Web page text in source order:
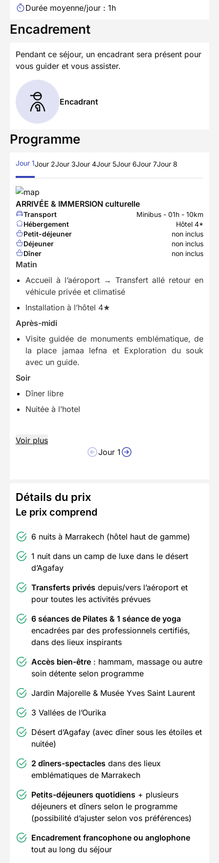
Durée moyenne/jour : 1h
Encadrement
Pendant ce séjour, un encadrant sera présent pour
vous guider et vous assister.
Encadrant
Programme
Jour 1Jour 2Jour 3Jour 4Jour 5Jour 6Jour 7Jour 8
ARRIVÉE & IMMERSION culturelle
Transport
Minibus - 01h - 10km
Hébergement
Hôtel 4*
Petit-déjeuner
non inclus
Déjeuner
non inclus
Dîner
non inclus
Matin
Accueil à l’aéroport → Transfert allé retour en
véhicule privée et climatisé
Installation à l’hôtel 4★
Après-midi
Visite guidée de monuments emblématique, de
la place jamaa lefna et Exploration du souk
avec un guide.
Soir
Dîner libre
Nuitée à l’hotel
Voir plus
Jour 1
Détails du prix
Le prix comprend
6 nuits à Marrakech (hôtel haut de gamme)
1 nuit dans un camp de luxe dans le désert
d’Agafay
Transferts privés depuis/vers l’aéroport et
pour toutes les activités prévues
6 séances de Pilates & 1 séance de yoga
encadrées par des professionnels certifiés,
dans des lieux inspirants
Accès bien-être : hammam, massage ou autre
soin détente selon programme
Jardin Majorelle & Musée Yves Saint Laurent
3 Vallées de l’Ourika
Désert d’Agafay (avec dîner sous les étoiles et
nuitée)
2 dîners-spectacles dans des lieux
emblématiques de Marrakech
Petits-déjeuners quotidiens + plusieurs
déjeuners et dîners selon le programme
(possibilité d’ajuster selon vos préférences)
Encadrement francophone ou anglophone
tout au long du séjour